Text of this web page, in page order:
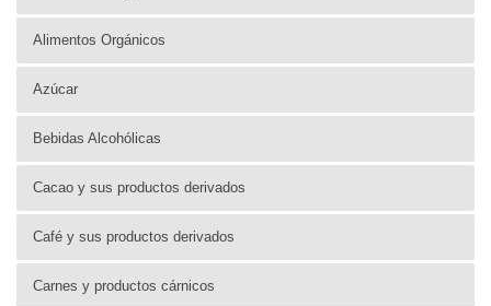
Alimentos Orgánicos
Azúcar
Bebidas Alcohólicas
Cacao y sus productos derivados
Café y sus productos derivados
Carnes y productos cárnicos